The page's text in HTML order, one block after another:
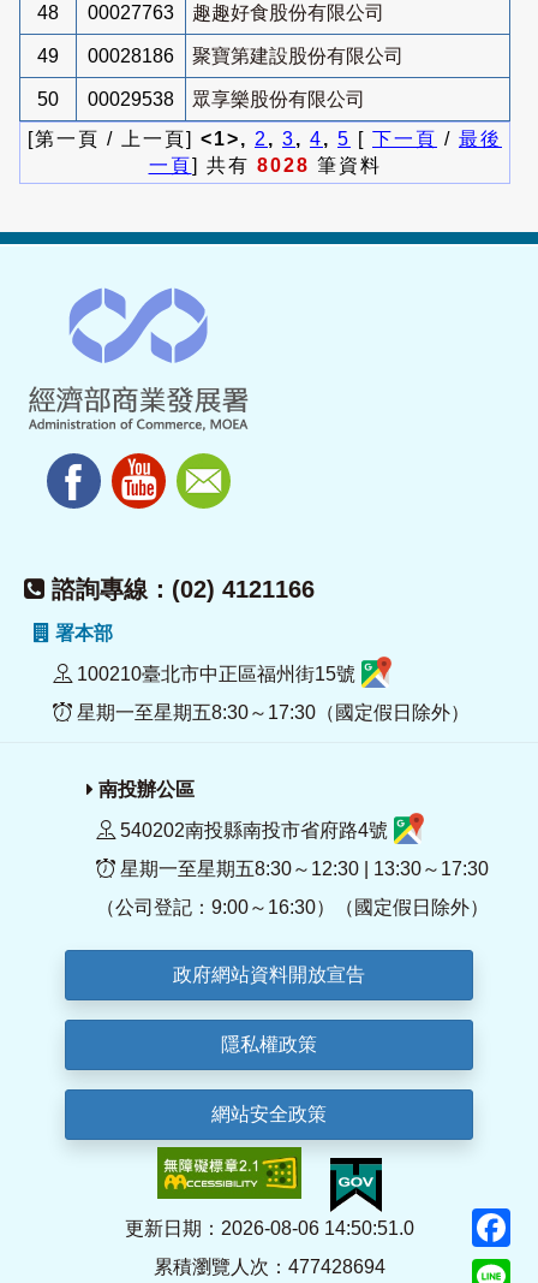
48 00027763 趣趣好食股份有限公司
49 00028186 聚寶第建設股份有限公司
50 00029538
眾享樂股份有限公司
[第一頁 / 上一頁] <1>, 2 , 3, 4, 5 [ 下一頁 / 最後
一頁] 共有 8028 筆資料
諮詢專線：(02) 4121166
署本部
100210臺北市中正區福州街15號
星期一至星期五8:30～17:30（國定假日除外）
南投辦公區
540202南投縣南投市省府路4號
星期一至星期五8:30～12:30 | 13:30～17:30
（公司登記：9:00～16:30）（國定假日除外）
政府網站資料開放宣告
隱私權政策
網站安全政策
更新日期：2026-08-06 14:50:51.0
累積瀏覽人次：477428694